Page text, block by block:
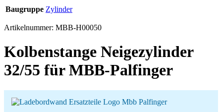
Baugruppe Zylinder
Artikelnummer: MBB-H00050
Kolbenstange Neigezylinder
32/55 für MBB-Palfinger